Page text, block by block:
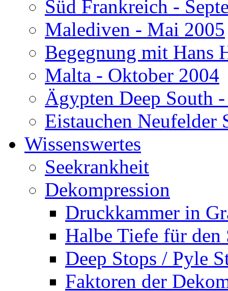
Süd Frankreich -
Malediven - Mai 2005
Begegnung mit Hans
Malta - Oktober 2004
Ägypten Deep South
Eistauchen Neufelder
Wissenswertes
Seekrankheit
Dekompression
Druckkammer in
Halbe Tiefe für den
Deep Stops / Pyle
Faktoren der